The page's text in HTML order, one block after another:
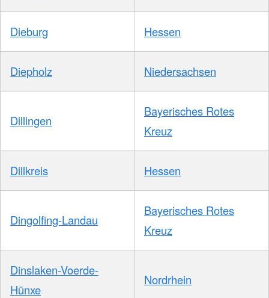
Dieburg Hessen
Diepholz Niedersachsen
Dillingen
Bayerisches Rotes
Kreuz
Dillkreis Hessen
Dingolfing-Landau
Bayerisches Rotes
Kreuz
Dinslaken-Voerde-
Hünxe
Nordrhein